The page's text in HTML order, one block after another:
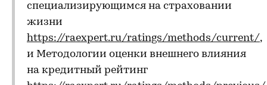
специализирующимся на страховании
жизни
https://raexpert.ru/ratings/methods/current/,
и Методологии оценки внешнего влияния
на кредитный рейтинг